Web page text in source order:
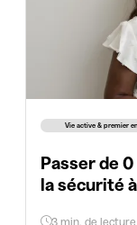
Vie active & premier
Passer de
la sécurité
3 min. de lecture